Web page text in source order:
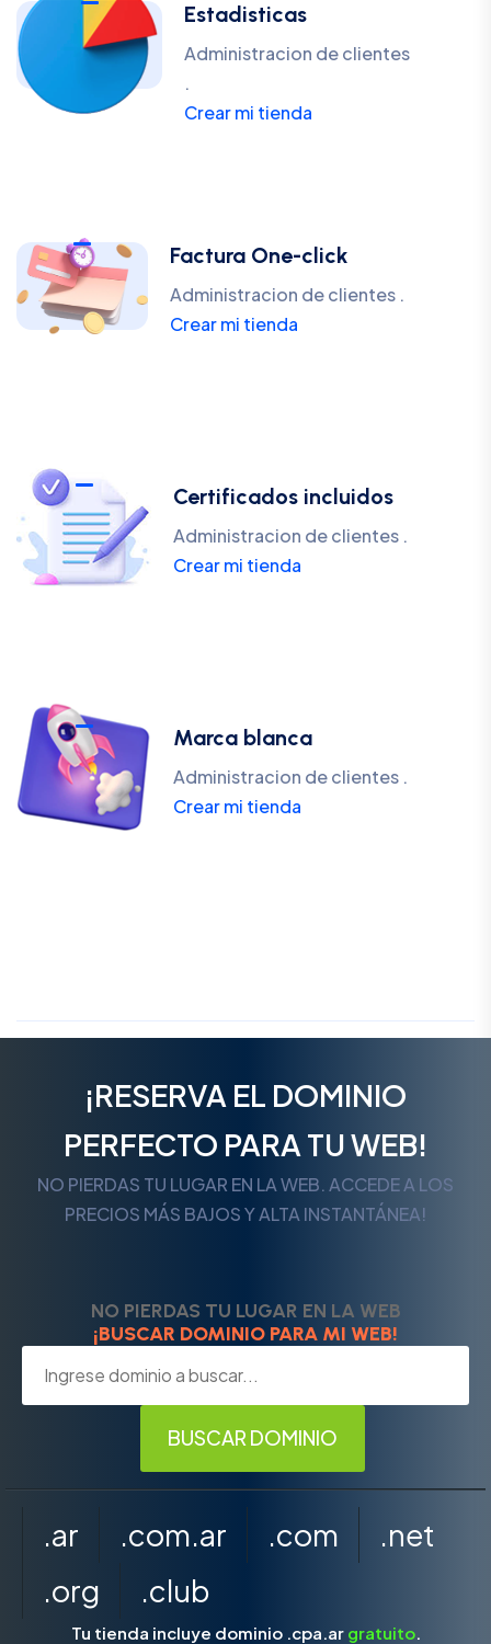
Estadisticas
Administracion de clientes
.
Crear mi tienda
Factura One-click
Administracion de clientes .
Crear mi tienda
Certificados incluidos
Administracion de clientes .
Crear mi tienda
Marca blanca
Administracion de clientes .
Crear mi tienda
¡RESERVA EL DOMINIO
PERFECTO PARA TU WEB!
NO PIERDAS TU LUGAR EN LA WEB. ACCEDE A LOS
PRECIOS MÁS BAJOS Y ALTA INSTANTÁNEA!
NO PIERDAS TU LUGAR EN LA WEB
¡BUSCAR DOMINIO PARA MI WEB!
.ar .com.ar .com
.net
.org
.club
Tu tienda incluye dominio .cpa.ar gratuito.